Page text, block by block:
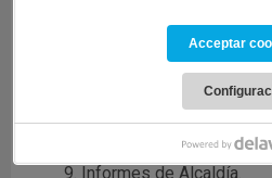
Modificación de los
Corporación ante los
Ratificación del acuerdo
subvención para la
Colada del Oquí.
Presupuesto municipal
Modificación de los
Informes de Alcaldía.
Acceptar